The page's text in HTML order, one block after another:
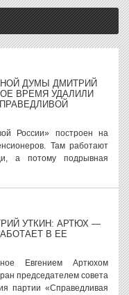
ДУМЫ ДМИТРИЙ
ВРЕМЯ УДАЛИЛИ
России» построен на
Там работают
а потому подрывная
УТКИН: АРТЮХ —
В ЕЕ
Евгением Артюхом
председателем совета
партии «Справедливая